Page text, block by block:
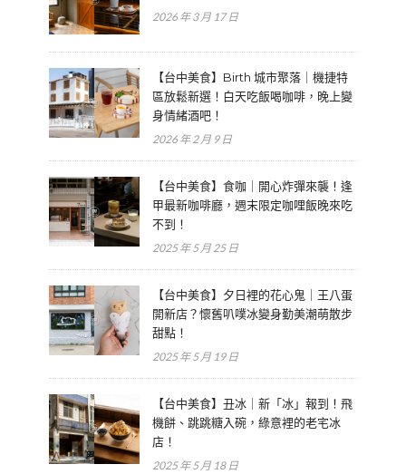
2026 年 3 月 17 日
【台中美食】Birth 城市聚落｜機捷特
區放鬆新選！白天吃飯喝咖啡，晚上變
身情緒酒吧！
2026 年 2 月 9 日
【台中美食】食咖｜開心炸彈來襲！逢
甲最新咖啡廳，週末限定咖哩飯晚來吃
不到！
2025 年 5 月 25 日
【台中美食】夕日裡的花心鬼｜王八蛋
開新店？懷舊叭噗冰變身勤美潮萌散步
甜點！
2025 年 5 月 19 日
【台中美食】丑冰｜新「冰」報到！飛
機餅、跳跳糖入碗，綠意裡的老宅冰
店！
2025 年 5 月 18 日